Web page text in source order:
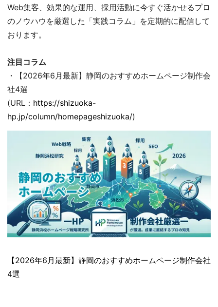
Web集客、効果的な運用、採用活動に今すぐ活かせるプロ
のノウハウを厳選した「実践コラム」を定期的に配信して
おります。
注目コラム
・【2026年6月最新】静岡のおすすめホームページ制作会
社4選
(URL： https://shizuoka-
hp.jp/column/homepageshizuoka/)
【2026年6月最新】静岡のおすすめホームページ制作会社
4選